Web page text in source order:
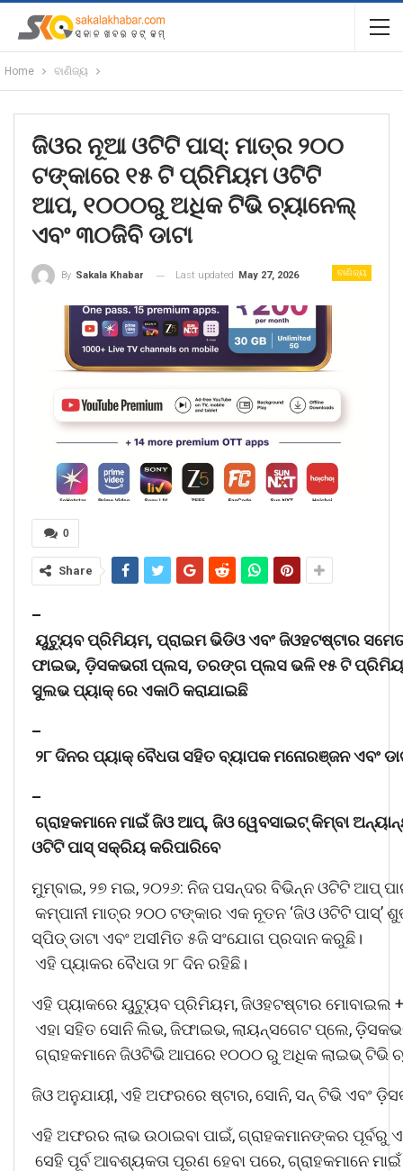
Home ବାଣିଜ୍ୟ
ଜିଓର ନୂଆ ଓଟିଟି ପାସ୍: ମାତ୍ର ୨୦୦
ଟଙ୍କାରେ ୧୫ ଟି ପ୍ରିମିୟମ ଓଟିଟି
ଆପ, ୧୦୦୦ରୁ ଅଧିକ ଟିଭି ଚ୍ୟାନେଲ୍
ଏବଂ ୩୦ଜିବି ଡାଟା
ବାଣିଜ୍ୟ
By Sakala Khabar Last updated May 27, 2026
0
Share
–
ୟୁଟ୍ୟୁବପ୍ରିମିୟମ, ପ୍ରାଇମଭିଡିଓଏବଂଜିଓହଟଷ୍ଟାର
ଫାଇଭ, ଡ଼ିସକଭରୀପ୍ଲସ, ତରଙ୍ଗପ୍ଲସଭଳି ୧୫ଟି
ସୁଲଭପ୍ୟାକ୍ରେଏକାଠିକରାଯାଇଛି
–
୨୮ଦିନରପ୍ୟାକ୍ବୈଧତାସହିତବ୍ୟାପକମନୋରଞ୍ଜନଏବଂ
–
ଗ୍ରାହକମାନେମାଇଁଜିଓଆପ୍, ଜିଓୱେବସାଇଟ୍କିମ୍ବା
ଓଟିଟିପାସ୍ସକ୍ରିୟକରିପାରିବେ
ମୁମ୍ବାଇ, ୨୭ ମଇ, ୨୦୨୬: ନିଜ ପସନ୍ଦର ବିଭିନ୍ନ ଓଟିଟି ଆପ୍
କମ୍ପାନୀ ମାତ୍ର ୨୦୦ ଟଙ୍କାର ଏକ ନୂତନ ‘ଜିଓ ଓଟିଟି
ସ୍ପିଡ୍ ଡାଟା ଏବଂ ଅସୀମିତ ୫ଜି ସଂଯୋଗ ପ୍ରଦାନ କରୁଛି।
ଏହି ପ୍ୟାକର ବୈଧତା ୨୮ ଦିନ ରହିଛି।
ଏହି ପ୍ୟାକରେ ୟୁଟ୍ୟୁବ ପ୍ରିମିୟମ, ଜିଓହଟଷ୍ଟାର ମୋବାଇଲ
ଏହା ସହିତ ସୋନି ଲିଭ, ଜିଫାଇଭ, ଲାୟନ୍ସଗେଟ ପ୍ଲେ,
ଗ୍ରାହକମାନେ ଜିଓଟିଭି ଆପରେ ୧୦୦୦ ରୁ ଅଧିକ ଲାଇଭ୍ ଟିଭି
ଜିଓ ଅନୁଯାୟୀ, ଏହି ଅଫରରେ ଷ୍ଟାର, ସୋନି, ସନ୍ ଟିଭି ଏବଂ
ଏହି ଅଫରର ଲାଭ ଉଠାଇବା ପାଇଁ, ଗ୍ରାହକମାନଙ୍କର
ସେହି ପୂର୍ବ ଆବଶ୍ୟକତା ପୂରଣ ହେବା ପରେ, ଗ୍ରାହକମାନେ